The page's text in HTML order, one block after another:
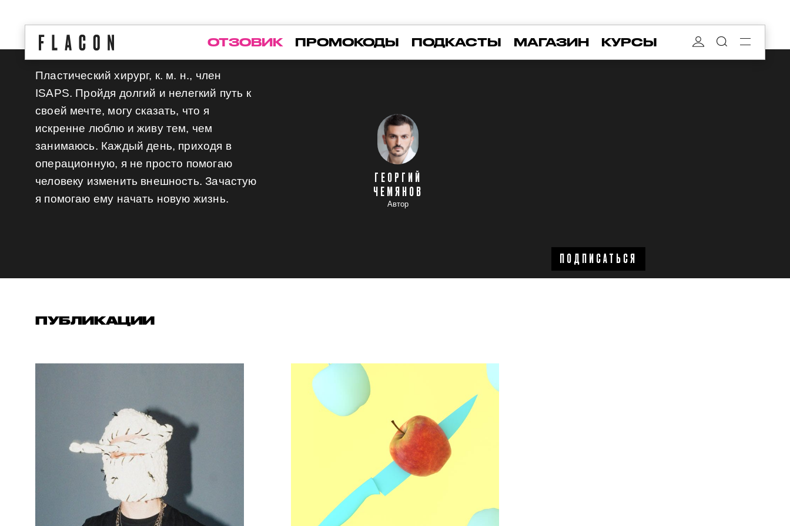
ОТЗОВИК ПРОМОКОДЫ ПОДКАСТЫ МАГАЗИН КУРСЫ
Пластический хирург, к. м. н., член
ISAPS. Пройдя долгий и нелегкий путь к
своей мечте, могу сказать, что я
искренне люблю и живу тем, чем
занимаюсь. Каждый день, приходя в
операционную, я не просто помогаю
человеку изменить внешность. Зачастую
я помогаю ему начать новую жизнь.
ГЕОРГИЙ
ЧЕМЯНОВ
Автор
ПОДПИСАТЬСЯ
ПУБЛИКАЦИИ